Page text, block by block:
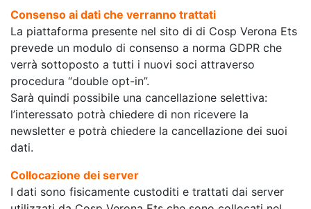
Consenso ai dati che verranno trattati
La piattaforma presente nel sito di di Cosp Verona Ets
prevede un modulo di consenso a norma GDPR che
verrà sottoposto a tutti i nuovi soci attraverso
procedura “double opt-in”.
Sarà quindi possibile una cancellazione selettiva:
l’interessato potrà chiedere di non ricevere la
newsletter e potrà chiedere la cancellazione dei suoi
dati.
Collocazione dei server
I dati sono fisicamente custoditi e trattati dai server